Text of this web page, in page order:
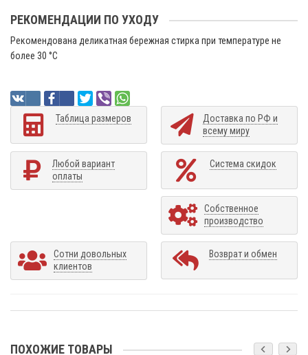
РЕКОМЕНДАЦИИ ПО УХОДУ
Рекомендована деликатная бережная стирка при температуре не
более 30 °C
Таблица размеров
Доставка по РФ и
всему миру
Любой вариант
оплаты
Система скидок
Собственное
производство
Сотни довольных
клиентов
Возврат и обмен
ПОХОЖИЕ ТОВАРЫ